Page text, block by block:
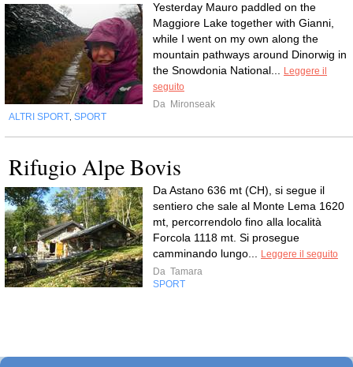
Yesterday Mauro paddled on the
Maggiore Lake together with Gianni,
while I went on my own along the
mountain pathways around Dinorwig in
the Snowdonia National...
Leggere il
seguito
Da Mironseak
ALTRI SPORT SPORT
Rifugio Alpe Bovis
Da Astano 636 mt (CH), si segue il
sentiero che sale al Monte Lema 1620
mt, percorrendolo fino alla località
Forcola 1118 mt. Si prosegue
camminando lungo...
Leggere il seguito
Da Tamara
SPORT